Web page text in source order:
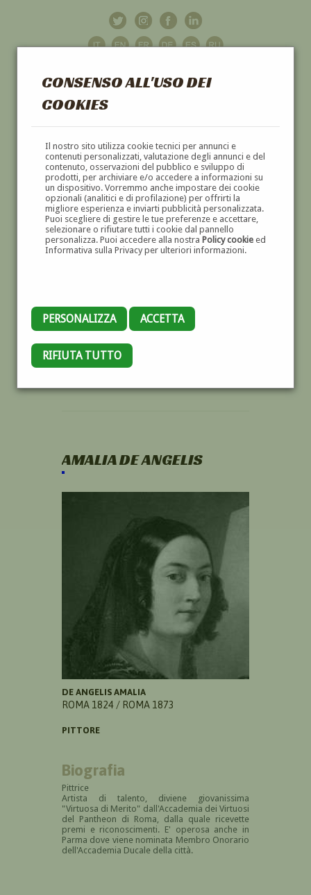
CONSENSO ALL'USO DEI
COOKIES
Il nostro sito utilizza cookie tecnici per annunci e
contenuti personalizzati, valutazione degli annunci e del
contenuto, osservazioni del pubblico e sviluppo di
prodotti, per archiviare e/o accedere a informazioni su
un dispositivo. Vorremmo anche impostare dei cookie
opzionali (analitici e di profilazione) per offrirti la
migliore esperienza e inviarti pubblicità personalizzata.
Puoi scegliere di gestire le tue preferenze e accettare,
selezionare o rifiutare tutti i cookie dal pannello
personalizza. Puoi accedere alla nostra Policy cookieed
Informativa sulla Privacy per ulteriori informazioni.
PERSONALIZZA ACCETTA
RIFIUTA TUTTO
GALLERIAD'ARTE
DIPINTI E SCULTURE '800 E '900
AMALIA DE ANGELIS
DE ANGELIS AMALIA
ROMA 1824 / ROMA 1873
PITTORE
Biografia
Pittrice
Artista di talento, diviene giovanissima
"Virtuosa di Merito" dall'Accademia dei Virtuosi
del Pantheon di Roma, dalla quale ricevette
premi e riconoscimenti. E' operosa anche in
Parma dove viene nominata Membro Onorario
dell'Accademia Ducale della città.